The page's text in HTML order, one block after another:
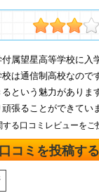
属望星高等学校に入
は通信制高校なので
という魅力がありま
張ることができてい
する口コミレビューをご
コミを投稿する